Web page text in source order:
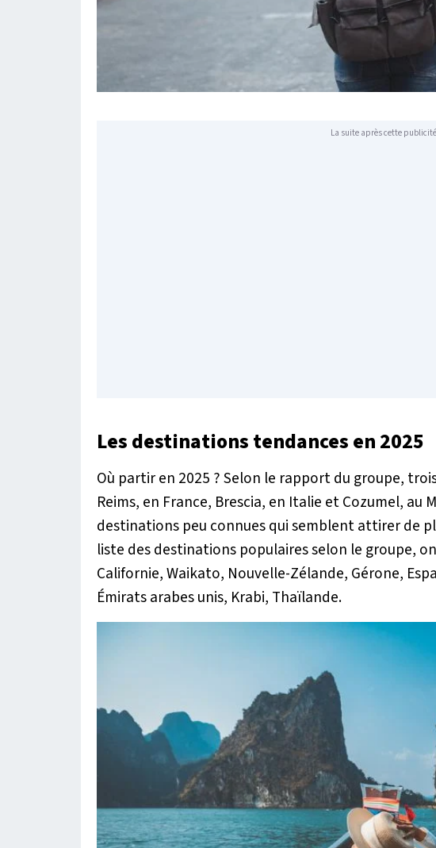
La suite après cette publicité
Les destinations tendances en 2025
Où partir en 2025 ? Selon le rapport du groupe,
Reims, en France, Brescia, en Italie et Cozumel, au
destinations peu connues qui semblent attirer de
liste des destinations populaires selon le groupe,
Californie, Waikato, Nouvelle-Zélande, Gérone,
Émirats arabes unis, Krabi, Thaïlande.